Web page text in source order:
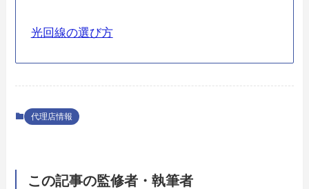
光回線の選び方
代理店情報
この記事の監修者・執筆者